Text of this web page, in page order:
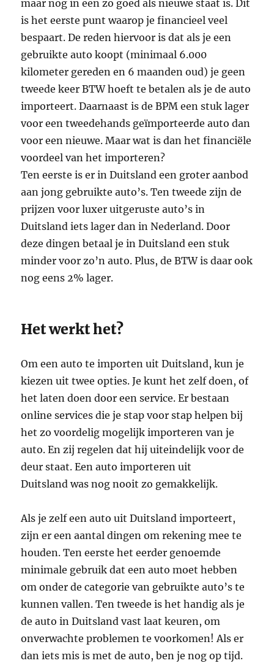
maar nog in een zo goed als nieuwe staat is. Dit
is het eerste punt waarop je financieel veel
bespaart. De reden hiervoor is dat als je een
gebruikte auto koopt (minimaal 6.000
kilometer gereden en 6 maanden oud) je geen
tweede keer BTW hoeft te betalen als je de auto
importeert. Daarnaast is de BPM een stuk lager
voor een tweedehands geïmporteerde auto dan
voor een nieuwe. Maar wat is dan het financiële
voordeel van het importeren?
Ten eerste is er in Duitsland een groter aanbod
aan jong gebruikte auto’s. Ten tweede zijn de
prijzen voor luxer uitgeruste auto’s in
Duitsland iets lager dan in Nederland. Door
deze dingen betaal je in Duitsland een stuk
minder voor zo’n auto. Plus, de BTW is daar ook
nog eens 2% lager.
Het werkt het?
Om een auto te importen uit Duitsland, kun je
kiezen uit twee opties. Je kunt het zelf doen, of
het laten doen door een service. Er bestaan
online services die je stap voor stap helpen bij
het zo voordelig mogelijk importeren van je
auto. En zij regelen dat hij uiteindelijk voor de
deur staat. Een auto importeren uit
Duitsland was nog nooit zo gemakkelijk.
Als je zelf een auto uit Duitsland importeert,
zijn er een aantal dingen om rekening mee te
houden. Ten eerste het eerder genoemde
minimale gebruik dat een auto moet hebben
om onder de categorie van gebruikte auto’s te
kunnen vallen. Ten tweede is het handig als je
de auto in Duitsland vast laat keuren, om
onverwachte problemen te voorkomen! Als er
dan iets mis is met de auto, ben je nog op tijd.